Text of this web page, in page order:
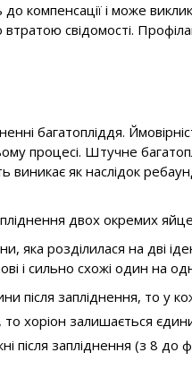
і може
втратою свідомості.
багатопліддя.
процесі. Штучне
виникає як наслідок
двох окремих
яка розділилася на дві
і сильно схожі один на
після запліднення, то у
хоріон залишається
після запліднення (з 8